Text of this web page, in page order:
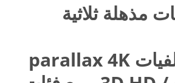
مذهلة ثلاثية
العديد من خلفيات parallax 4K